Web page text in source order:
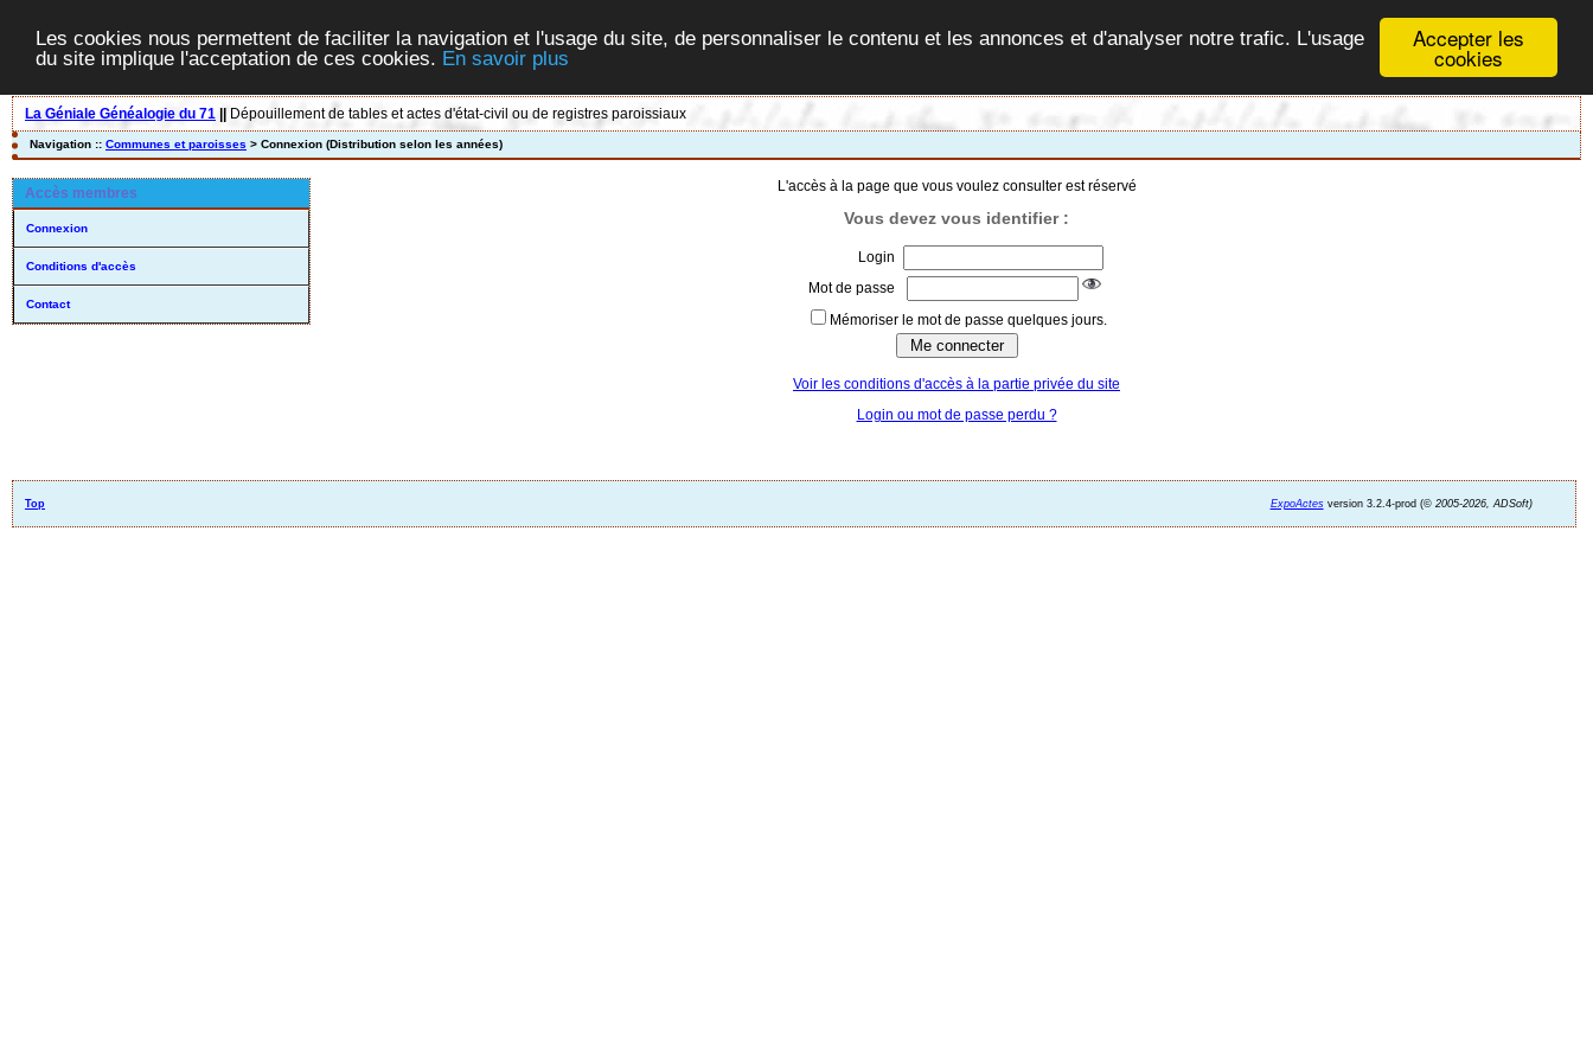
Accepter les
cookies
Les cookies nous permettent de faciliter la navigation et l'usage du site, de personnaliser le contenu et les annonces et d'analyser notre trafic. L'usage
du site implique l'acceptation de ces cookies. En savoir plus
La Géniale Généalogie du 71 Dépouillement de tables et actes d'état-civil ou de registres paroissiaux
Navigation :: Communes et paroisses > Connexion (Distribution selon les années)
Accès membres
Connexion
Conditions d'accès
Contact
L'accès à la page que vous voulez consulter est réservé
Vous devez vous identifier :
Login
Mot de passe
Mémoriser le mot de passe quelques jours.
Voir les conditions d'accès à la partie privée du site
Login ou mot de passe perdu ?
Top ExpoActesversion 3.2.4-prod (©2005-2026, ADSoft)